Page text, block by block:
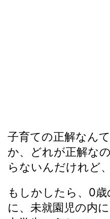
子育ての正解なん
か、どれが正解な
らないんだけれど、
もしかしたら、0
に、未就園児の内